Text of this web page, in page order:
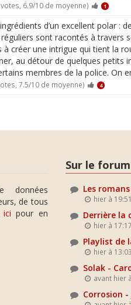
6.9/10 de moyenne) 1
d’un excellent polar :
sont racontés à
à créer une intrigue qui tient la
au détour de quelques
membres de la police. On
7.5/10 de moyenne) 4
données
de tous
ici pour en
Sur le forum
Les
hier à 19:51
Derrière la
hier à 17:17
Playlist de
hier à 13:03
Solak -
avant hier
Corrosion